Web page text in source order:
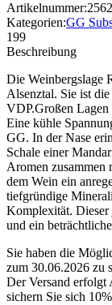
Artikelnummer:
Kategorien:GG
199
Beschreibung
Die Weinbergslage
Alsenztal. Sie ist
VDP.Großen Lagen
Eine kühle
GG. In der Nase
Schale einer
Aromen zusammen
dem Wein ein
tiefgründige
Komplexität. Dieser
und ein
Sie haben die
zum 30.06.2026 zu
Der Versand erfolgt
sichern Sie sich